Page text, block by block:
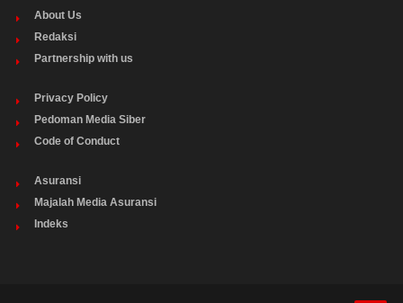
About Us
Redaksi
Partnership with us
Privacy Policy
Pedoman Media Siber
Code of Conduct
Asuransi
Majalah Media Asuransi
Indeks